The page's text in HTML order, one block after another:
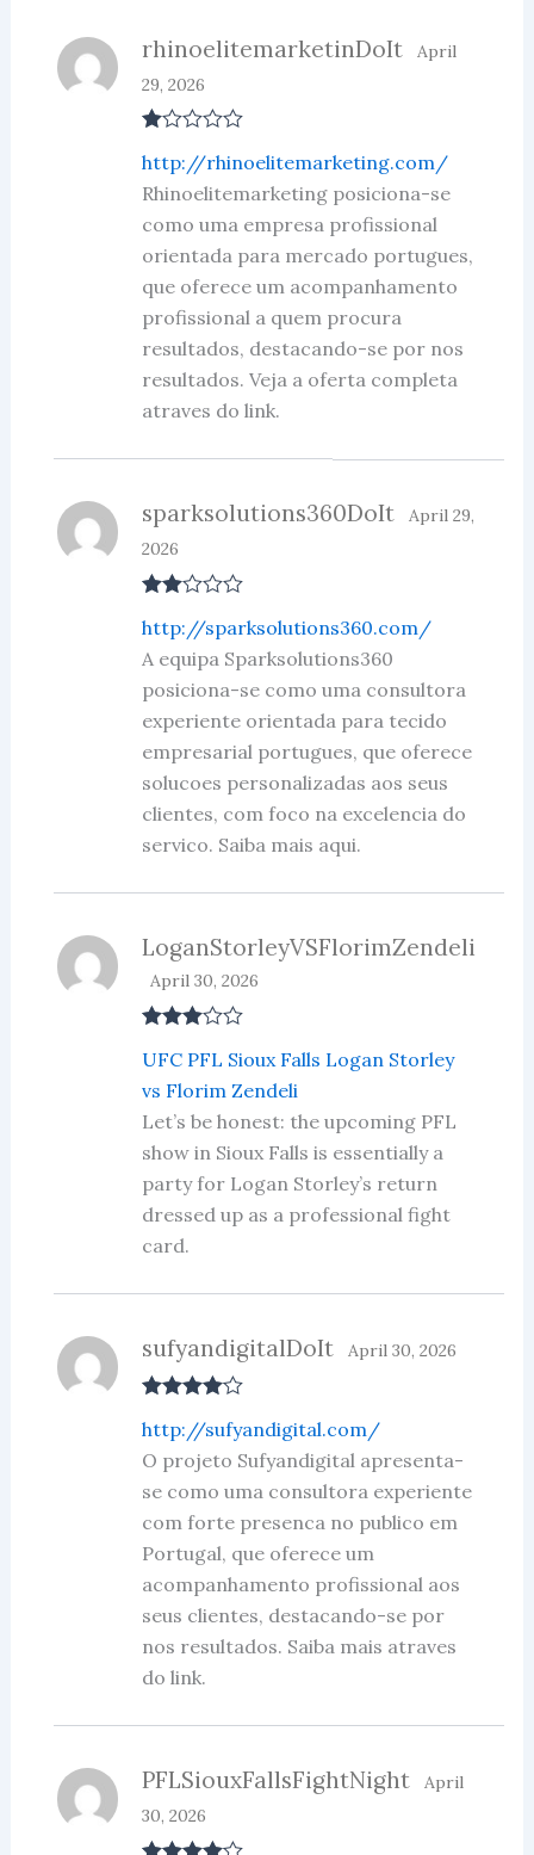
at
ed
1
ou
of
5
rhinoelitemarketinDoIt
April
29, 2026
http://rhinoelitemarketing.com/
Rhinoelitemarketing posiciona-se
como uma empresa profissional
orientada para mercado portugues,
que oferece um acompanhamento
profissional a quem procura
resultados, destacando-se por nos
resultados. Veja a oferta completa
atraves do link.
d2
out
of 5
sparksolutions360DoIt
April 29,
2026
http://sparksolutions360.com/
A equipa Sparksolutions360
posiciona-se como uma consultora
experiente orientada para tecido
empresarial portugues, que oferece
solucoes personalizadas aos seus
clientes, com foco na excelencia do
servico. Saiba mais aqui.
out of 5
LoganStorleyVSFlorimZendeli
April 30, 2026
UFC PFL Sioux Falls Logan Storley
vs Florim Zendeli
Let’s be honest: the upcoming PFL
show in Sioux Falls is essentially a
party for Logan Storley’s return
dressed up as a professional fight
card.
out of 5
sufyandigitalDoIt April 30, 2026
http://sufyandigital.com/
O projeto Sufyandigital apresenta-
se como uma consultora experiente
com forte presenca no publico em
Portugal, que oferece um
acompanhamento profissional aos
seus clientes, destacando-se por
nos resultados. Saiba mais atraves
do link.
PFLSiouxFallsFightNight
April
30, 2026